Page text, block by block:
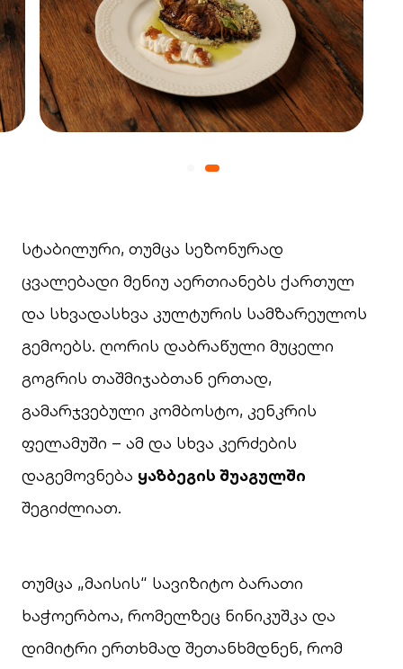
სტაბილური, თუმცა სეზონურად
ცვალებადი მენიუ აერთიანებს ქართულ
და სხვადასხვა კულტურის სამზარეულოს
გემოებს. ღორის დაბრაწული მუცელი
გოგრის თაშმიჯაბთან ერთად,
გამარჯვებული კომბოსტო, კენკრის
ფელამუში – ამ და სხვა კერძების
დაგემოვნება ყაზბეგის შუაგულში
შეგიძლიათ.
თუმცა „მაისის“ სავიზიტო ბარათი
ხაჭოერბოა, რომელზეც ნინიკუშკა და
დიმიტრი ერთხმად შეთანხმდნენ, რომ